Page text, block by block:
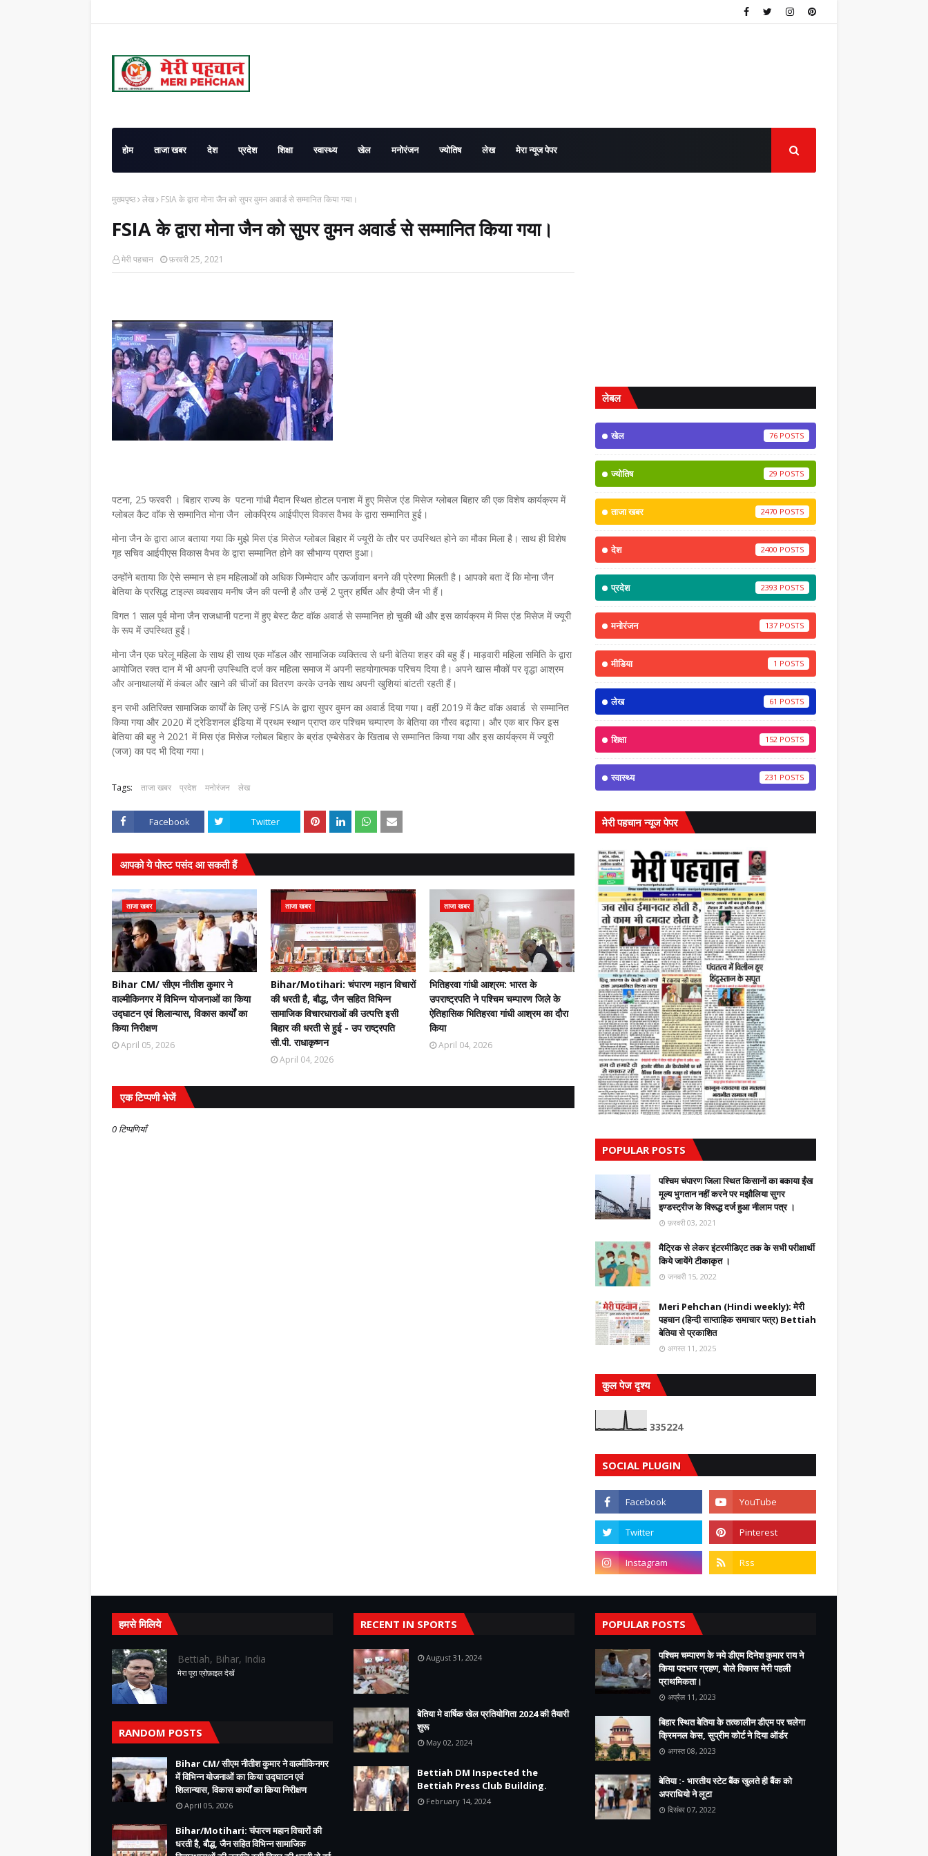
होम ताजा खबर देश प्रदेश शिक्षा स्वास्थ्य खेल मनोरंजन ज्योतिष लेख मेरा न्यूज पेपर
मुख्यपृष्ठ लेख FSIA के द्वारा मोना जैन को सुपर वुमन अवार्ड से सम्मानित किया गया।
FSIA के द्वारा मोना जैन को सुपर वुमन अवार्ड से सम्मानित किया गया।
मेरी पहचान फ़रवरी 25, 2021
पटना, 25 फरवरी । बिहार राज्य के पटना गांधी मैदान स्थित होटल पनाश में हुए मिसेज एंड मिसेज ग्लोबल बिहार की एक विशेष कार्यक्रम में
ग्लोबल कैट वाॅक से सम्मानित मोना जैन लोकप्रिय आईपीएस विकास वैभव के द्वारा सम्मानित हुई।
मोना जैन के द्वारा आज बताया गया कि मुझे मिस एंड मिसेज ग्लोबल बिहार में ज्यूरी के तौर पर उपस्थित होने का मौका मिला है। साथ ही विशेष
गृह सचिव आईपीएस विकास वैभव के द्वारा सम्मानित होने का सौभाग्य प्राप्त हुआ।
उन्होंने बताया कि ऐसे सम्मान से हम महिलाओं को अधिक जिम्मेदार और ऊर्जावान बनने की प्रेरणा मिलती है। आपको बता दें कि मोना जैन
बेतिया के प्रसिद्ध टाइल्स व्यवसाय मनीष जैन की पत्नी है और उन्हें 2 पुत्र हर्षित और हैप्पी जैन भी हैं।
विगत 1 साल पूर्व मोना जैन राजधानी पटना में हुए बेस्ट कैट वाॅक अवार्ड से सम्मानित हो चुकी थी और इस कार्यक्रम में मिस एंड मिसेज में ज्यूरी
के रूप में उपस्थित हुईं।
मोना जैन एक घरेलू महिला के साथ ही साथ एक माॅडल और सामाजिक व्यक्तित्व से धनी बेतिया शहर की बहु हैं। माड़वारी महिला समिति के द्वारा
आयोजित रक्त दान में भी अपनी उपस्थिति दर्ज कर महिला समाज में अपनी सहयोगात्मक परिचय दिया है। अपने खास मौकों पर वृद्धा आश्रम
और अनाथालयों में कंबल और खाने की चीजों का वितरण करके उनके साथ अपनी खुशियां बांटती रहती हैं।
इन सभी अतिरिक्त सामाजिक कार्यों के लिए उन्हें FSIA के द्वारा सुपर वुमन का अवार्ड दिया गया। वहीं 2019 में कैट वाॅक अवार्ड से सम्मानित
किया गया और 2020 में ट्रेडिशनल इंडिया में प्रथम स्थान प्राप्त कर पश्चिम चम्पारण के बेतिया का गौरव बढ़ाया। और एक बार फिर इस
बेतिया की बहु ने 2021 में मिस एंड मिसेज ग्लोबल बिहार के ब्रांड एम्बेसेडर के खिताब से सम्मानित किया गया और इस कार्यक्रम में ज्यूरी
(जज) का पद भी दिया गया।
Tags: ताजा खबर प्रदेश मनोरंजन लेख
Facebook Twitter
आपको ये पोस्ट पसंद आ सकती हैं
ताजा खबर
Bihar CM/ सीएम नीतीश कुमार ने
वाल्मीकिनगर में विभिन्न योजनाओं का किया
उद्घाटन एवं शिलान्यास, विकास कार्यों का
किया निरीक्षण
April 05, 2026
ताजा खबर
Bihar/Motihari: चंपारण महान विचारों
की धरती है, बौद्ध, जैन सहित विभिन्न
सामाजिक विचारधाराओं की उत्पत्ति इसी
बिहार की धरती से हुई - उप राष्ट्रपति
सी.पी. राधाकृष्णन
April 04, 2026
ताजा खबर
भितिहरवा गांधी आश्रम: भारत के
उपराष्ट्रपति ने पश्चिम चम्पारण जिले के
ऐतिहासिक भितिहरवा गांधी आश्रम का दौरा
किया
April 04, 2026
एक टिप्पणी भेजें
0 टिप्पणियाँ
लेबल
खेल 76
ज्योतिष 29
ताजा खबर 2470
देश 2400
प्रदेश 2393
मनोरंजन 137
मीडिया 1
लेख 61
शिक्षा 152
स्वास्थ्य 231
मेरी पहचान न्यूज पेपर
POPULAR POSTS
पश्चिम चंपारण जिला स्थित किसानों का बकाया ईंख
मूल्य भुगतान नहीं करने पर मझौलिया सुगर
इण्डस्ट्रीज के विरूद्ध दर्ज हुआ नीलाम पत्र ।
फ़रवरी 03, 2021
मैट्रिक से लेकर इंटरमीडिएट तक के सभी परीक्षार्थी
किये जायेंगे टीकाकृत ।
जनवरी 15, 2022
Meri Pehchan (Hindi weekly): मेरी
पहचान (हिन्दी साप्ताहिक समाचार पत्र) Bettiah
बेतिया से प्रकाशित
अगस्त 11, 2025
कुल पेज दृश्य
335224
SOCIAL PLUGIN
हमसे मिलिये
Bettiah, Bihar, India
मेरा पूरा प्रोफ़ाइल देखें
RANDOM POSTS
Bihar CM/ सीएम नीतीश कुमार ने वाल्मीकिनगर
में विभिन्न योजनाओं का किया उद्घाटन एवं
शिलान्यास, विकास कार्यों का किया निरीक्षण
April 05, 2026
Bihar/Motihari: चंपारण महान विचारों की
धरती है, बौद्ध, जैन सहित विभिन्न सामाजिक
RECENT IN SPORTS
August 31, 2024
बेतिया मे वार्षिक खेल प्रतियोगिता 2024 की तैयारी
शुरू
May 02, 2024
Bettiah DM Inspected the
Bettiah Press Club Building.
February 14, 2024
POPULAR POSTS
पश्चिम चम्पारण के नये डीएम दिनेश कुमार राय ने
किया पदभार ग्रहण, बोले विकास मेरी पहली
प्राथमिकता।
अप्रैल 11, 2023
बिहार स्थित बेतिया के तत्कालीन डीएम पर चलेगा
क्रिमनल केस, सुप्रीम कोर्ट ने दिया ऑर्डर
अगस्त 08, 2023
बेतिया :- भारतीय स्टेट बैंक खुलते ही बैंक को
अपराधियो ने लूटा
दिसंबर 07, 2022